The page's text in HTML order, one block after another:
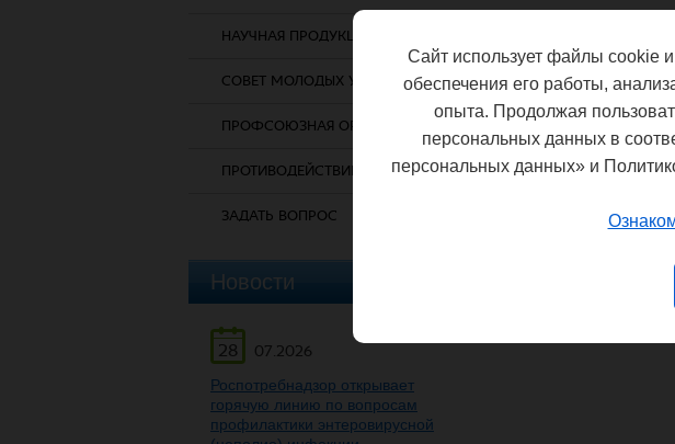
НАУЧНАЯ ПРОДУКЦИЯ
СОВЕТ МОЛОДЫХ УЧЕНЫХ
ПРОФСОЮЗНАЯ ОРГАНИЗАЦИЯ
ПРОТИВОДЕЙСТВИЕ КОРРУПЦИИ
ЗАДАТЬ ВОПРОС
Новости
28
07.2026
Роспотребнадзор открывает
горячую линию по вопросам
профилактики энтеровирусной
Сайт использует файлы cookie
обеспечения его работы,
опыта. Продолжая
персональных данных в
персональных данных» и